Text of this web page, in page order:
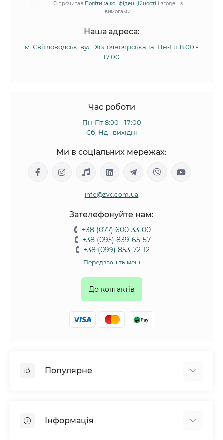
Я прочитав Політика конфіденційності і згоден з
вимогами
Наша адреса:
м. Світловодськ, вул. Холодноярська 1а, Пн-Пт 8:00 -
17:00
Час роботи
Пн-Пт 8:00 - 17:00
Сб, Нд - вихідні
Ми в соціальних мережах:
info@zvc.com.ua
Зателефонуйте нам:
+38 (077) 600-33-00
+38 (095) 839-65-57
+38 (099) 853-72-12
Передзвоніть мені
До контактів
Популярне
Птахи
Інформація